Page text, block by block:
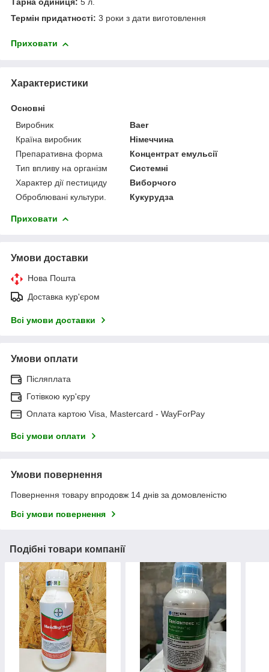
Тарна одиниця: 5 л.
Термін придатності: 3 роки з дати виготовлення
Приховати
Характеристики
Основні
Виробник
Baer
Країна виробник
Німеччина
Препаративна форма
Концентрат емульсії
Тип впливу на організм
Системні
Характер дії пестициду
Виборчого
Оброблювані культури.
Кукурудза
Приховати
Умови доставки
Нова Пошта
Доставка кур'єром
Всі умови доставки
Умови оплати
Післяплата
Готівкою кур'єру
Оплата картою Visa, Mastercard - WayForPay
Всі умови оплати
Умови повернення
Повернення товару впродовж 14 днів за домовленістю
Всі умови повернення
Подібні товари компанії